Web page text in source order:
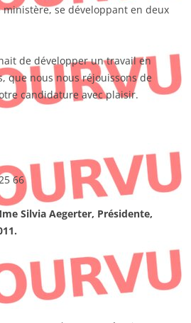
se développant en deux
de développer un travail en
que nous nous réjouissons de
candidature avec plaisir.
66
Silvia Aegerter, Présidente,